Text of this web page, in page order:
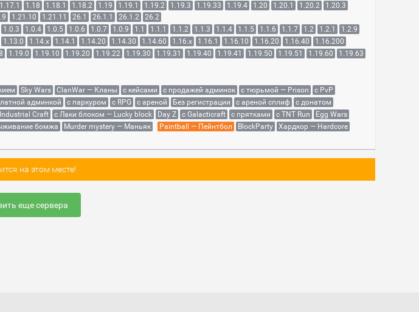
1.17.1 1.18 1.18.1 1.18.2 1.19 1.19.1 1.19.2 1.19.3 1.19.33 1.19.4 1.20 1.20.1 1.20.2
1.20.3
1.21.10 1.21.11 26.1 26.1.1 26.1.2 26.2
1.0.3 1.0.4 1.0.5 1.0.6 1.0.7 1.0.9 1.1 1.1.1 1.1.2 1.1.3 1.1.4 1.1.5 1.1.6 1.1.7 1.2 1.2.1
1.2.9
1.13.0 1.14.x 1.14.1 1.14.20 1.14.30 1.14.60 1.16.x 1.16.1 1.16.10 1.16.20 1.16.40
1.16.200
1.19.0 1.19.10 1.19.20 1.19.22 1.19.30 1.19.31 1.19.40 1.19.41 1.19.50 1.19.51 1.19.60
1.19.63
Sky Wars ClanWar — Кланы с кейсами с продажей админок с тюрьмой — Prison
с PvP
админкой с паркуром с RPG с ареной Без регистрации с ареной сплиф
с донатом
Industrial Craft с Лаки блоком — Lucky block Day Z с Galacticraft с прятками с TNT Run
Egg Wars
бомжа Murder mystery — Маньяк Paintball — Пейнтбол BlockParty
Хардкор — Hardcore
на этом месте!
еще сервера